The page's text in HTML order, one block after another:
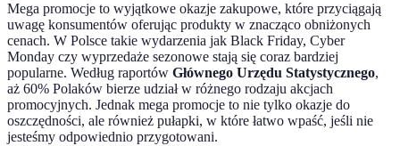
Mega promocje to wyjątkowe okazje zakupowe, które przyciągają
uwagę konsumentów oferując produkty w znacząco obniżonych
cenach. W Polsce takie wydarzenia jak Black Friday, Cyber
Monday czy wyprzedaże sezonowe stają się coraz bardziej
popularne. Według raportów Głównego Urzędu Statystycznego,
aż 60% Polaków bierze udział w różnego rodzaju akcjach
promocyjnych. Jednak mega promocje to nie tylko okazje do
oszczędności, ale również pułapki, w które łatwo wpaść, jeśli nie
jesteśmy odpowiednio przygotowani.